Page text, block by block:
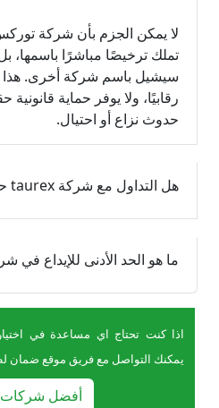
لا يمكن الجزم بأن شركة
تملك ترخيصًا مباشرًا باسمها،
سيشيل باسم شركة أخرى. هذا
رقابيًا، ولا يوفر حماية
حدوث نزاع أو احتيال.
هل التداول مع شركة taurex حلال؟
ما هو الحد الأدنى للإيداع
اذا كنت تحتاج اي مساعدة في
يمكنك التواصل مع فريق موقع ضمان
أفضل شركات